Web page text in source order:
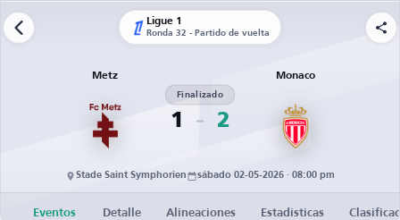
Ligue 1
Ronda 32 - Partido de vuelta
Metz
1
Finalizado
2
Monaco
Stade Saint Symphorien sábado 02-05-2026 · 08:00 pm
Eventos Detalle Alineaciones Estadísticas